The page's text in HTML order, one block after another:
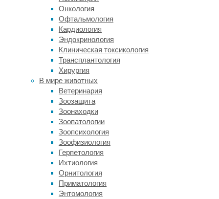
Онкология
Офтальмология
Кардиология
Эндокринология
Клиническая токсикология
Трансплантология
Хирургия
В мире животных
Ветеринария
Зоозащита
Зоонаходки
Зоопатологии
Зоопсихология
Зоофизиология
Герпетология
Ихтиология
Орнитология
Приматология
Энтомология
гидротермальной
средах.
Однако
детально
оценить
разнообразие
ранних
микробных
экосистем
реконструкции
древней
жизни
Земле
весьма
сложная
задача.